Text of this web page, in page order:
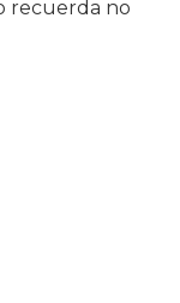
recuerda no